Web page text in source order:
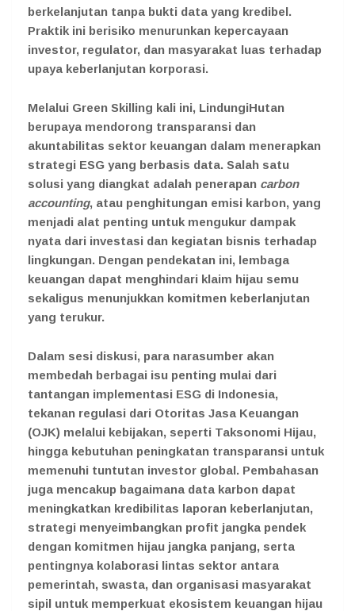
berkelanjutan tanpa bukti data yang kredibel.
Praktik ini berisiko menurunkan kepercayaan
investor, regulator, dan masyarakat luas terhadap
upaya keberlanjutan korporasi.
Melalui Green Skilling kali ini, LindungiHutan
berupaya mendorong transparansi dan
akuntabilitas sektor keuangan dalam menerapkan
strategi ESG yang berbasis data. Salah satu
solusi yang diangkat adalah penerapan carbon
accounting, atau penghitungan emisi karbon, yang
menjadi alat penting untuk mengukur dampak
nyata dari investasi dan kegiatan bisnis terhadap
lingkungan. Dengan pendekatan ini, lembaga
keuangan dapat menghindari klaim hijau semu
sekaligus menunjukkan komitmen keberlanjutan
yang terukur.
Dalam sesi diskusi, para narasumber akan
membedah berbagai isu penting mulai dari
tantangan implementasi ESG di Indonesia,
tekanan regulasi dari Otoritas Jasa Keuangan
(OJK) melalui kebijakan, seperti Taksonomi Hijau,
hingga kebutuhan peningkatan transparansi untuk
memenuhi tuntutan investor global. Pembahasan
juga mencakup bagaimana data karbon dapat
meningkatkan kredibilitas laporan keberlanjutan,
strategi menyeimbangkan profit jangka pendek
dengan komitmen hijau jangka panjang, serta
pentingnya kolaborasi lintas sektor antara
pemerintah, swasta, dan organisasi masyarakat
sipil untuk memperkuat ekosistem keuangan hijau